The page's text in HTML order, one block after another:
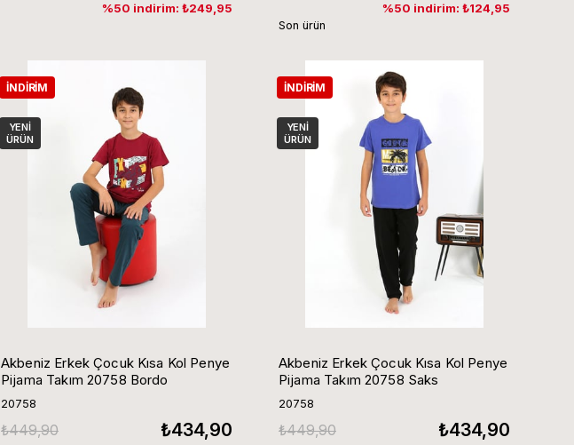
%50 indirim: ₺249,95 %50 indirim: ₺124,95
Son ürün
Akbeniz Erkek Çocuk Kısa Kol Penye
Pijama Takım 20758 Bordo
20758
₺434,90
₺449,90
İNDIRIM
YENI
ÜRÜN
Akbeniz Erkek Çocuk Kısa Kol Penye
Pijama Takım 20758 Saks
20758
₺434,90
₺449,90
İNDIRIM
YENI
ÜRÜN